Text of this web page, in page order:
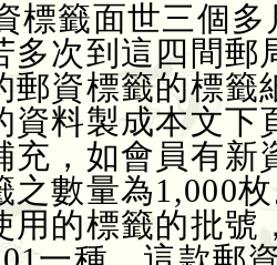
籤面世三個多
多次到這四間郵
郵資標籤的標籤
資料製成本文下
充，如會員有新
之數量為1,000
用的標籤的批號